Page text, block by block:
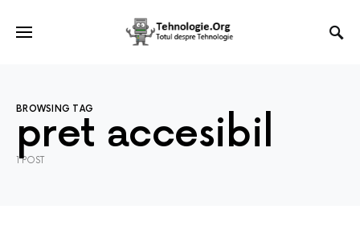
BROWSING TAG
pret accesibil
1 POST